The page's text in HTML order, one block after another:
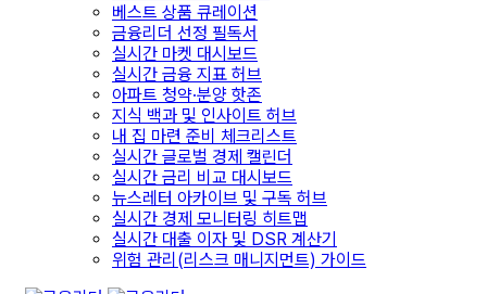
베스트 상품 큐레이션
금융리더 선정 필독서
실시간 마켓 대시보드
실시간 금융 지표 허브
아파트 청약·분양 핫존
지식 백과 및 인사이트 허브
내 집 마련 준비 체크리스트
실시간 글로벌 경제 캘린더
실시간 금리 비교 대시보드
뉴스레터 아카이브 및 구독 허브
실시간 경제 모니터링 히트맵
실시간 대출 이자 및 DSR 계산기
위험 관리(리스크 매니지먼트) 가이드